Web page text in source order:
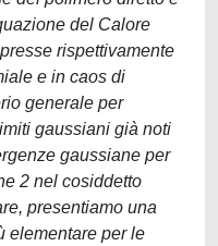
del Calore
rispettivamente
e in caos di
generale per
gaussiani già noti
gaussiane per
2 nel cosiddetto
presentiamo una
elementare per le